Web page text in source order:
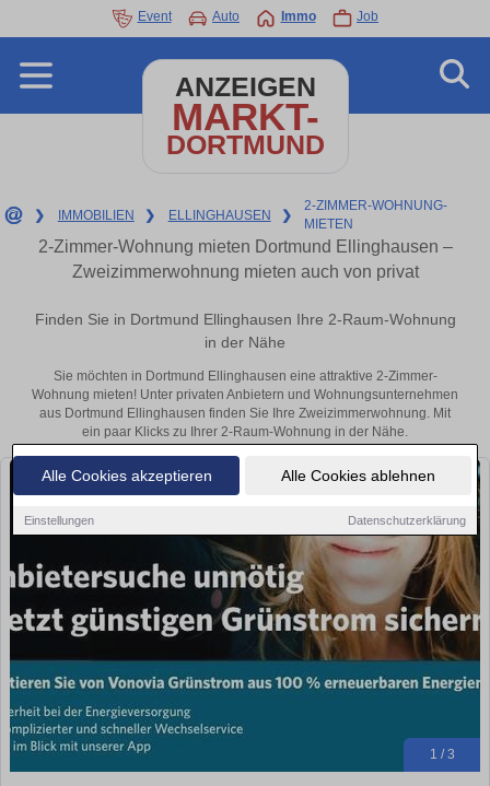
Alle Cookies akzeptieren Alle Cookies ablehnen
Einstellungen Datenschutzerklärung
Event Auto Immo Job
ANZEIGEN
MARKT-
DORTMUND
❯ IMMOBILIEN ❯ ELLINGHAUSEN ❯
2-ZIMMER-WOHNUNG-
MIETEN
2-Zimmer-Wohnung mieten Dortmund Ellinghausen –
Zweizimmerwohnung mieten auch von privat
Finden Sie in Dortmund Ellinghausen Ihre 2-Raum-Wohnung
in der Nähe
Sie möchten in Dortmund Ellinghausen eine attraktive 2-Zimmer-
Wohnung mieten! Unter privaten Anbietern und Wohnungsunternehmen
aus Dortmund Ellinghausen finden Sie Ihre Zweizimmerwohnung. Mit
ein paar Klicks zu Ihrer 2-Raum-Wohnung in der Nähe.
1 / 3